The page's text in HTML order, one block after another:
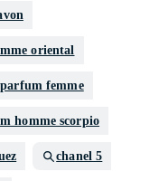
oriental
femme
homme scorpio
chanel 5